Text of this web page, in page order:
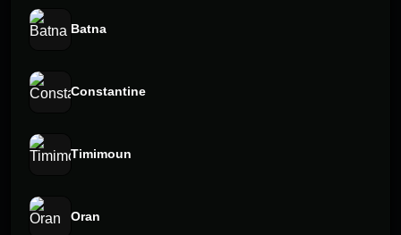
Batna
Constantine
Timimoun
Oran